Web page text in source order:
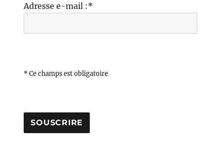
Adresse e-mail :*
* Ce champs est obligatoire